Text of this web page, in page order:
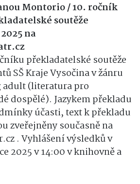
Montorio / 10. ročník
soutěže
na
překladatelské soutěže
SŠ Kraje Vysočina v žánru
(literatura pro
dospělé). Jazykem překladu
účasti, text k překladu
zveřejněny současně na
. Vyhlášení výsledků v
2025 v 14:00 v knihovně a